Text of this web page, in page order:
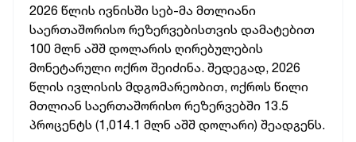
2026 წლის ივნისში სებ-მა მთლიანი
საერთაშორისო რეზერვებისთვის დამატებით
100 მლნ აშშ დოლარის ღირებულების
მონეტარული ოქრო შეიძინა. შედეგად, 2026
წლის ივლისის მდგომარეობით, ოქროს წილი
მთლიან საერთაშორისო რეზერვებში 13.5
პროცენტს (1,014.1 მლნ აშშ დოლარი) შეადგენს.